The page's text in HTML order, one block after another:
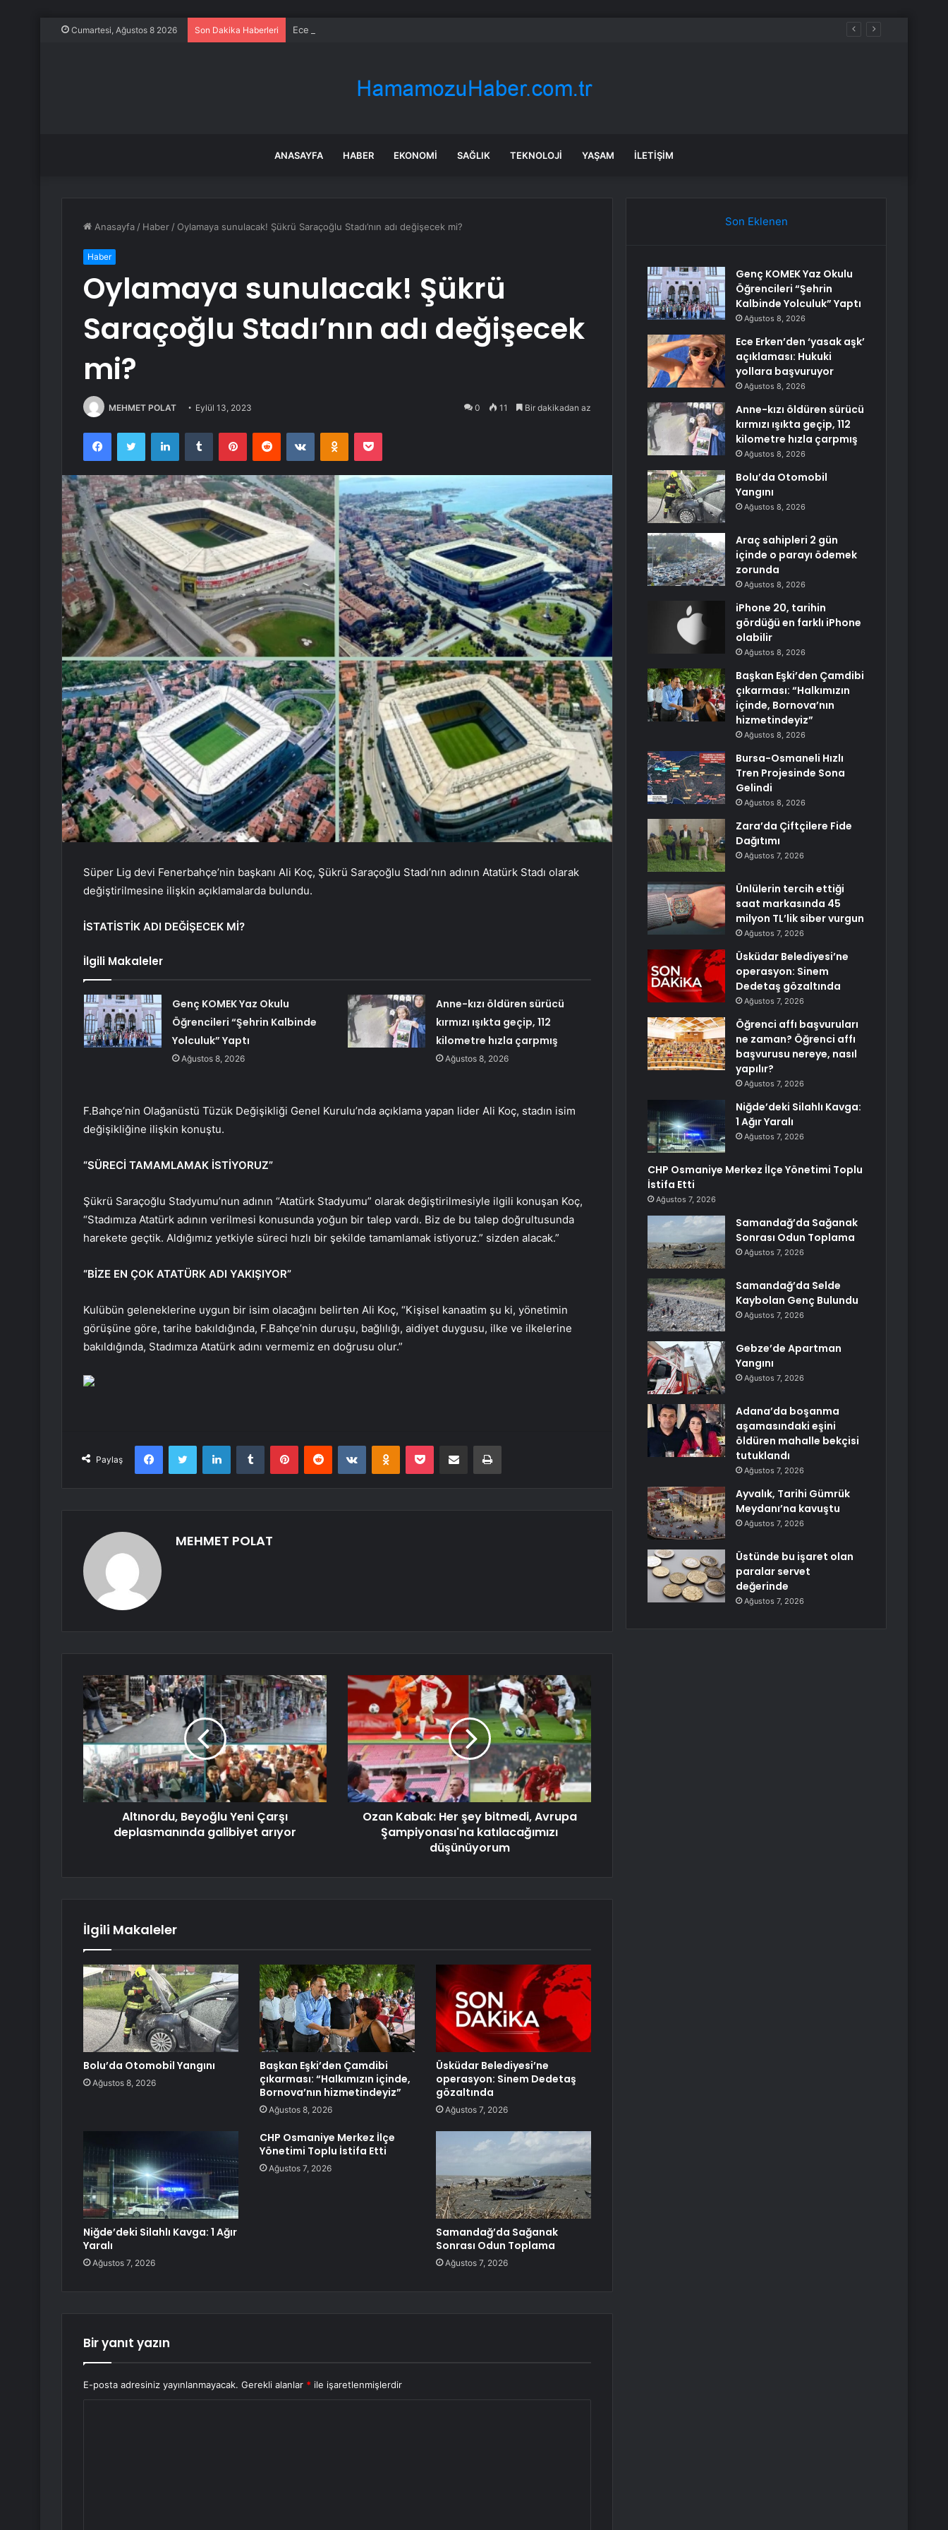
Cumartesi, Ağustos 8 2026 Son Dakika Haberleri Ece Erken’den ‘yasak aşk’ açıklaması: Hukuki yollara başvuruyor
ANASAYFA HABER EKONOMI SAĞLIK TEKNOLOJI YAŞAM İLETIŞIM
Anasayfa / Haber / Oylamaya sunulacak! Şükrü Saraçoğlu Stadı’nın adı değişecek mi?
Haber
Oylamaya sunulacak! Şükrü
Saraçoğlu Stadı’nın adı değişecek
mi?
MEHMET POLAT Eylül 13, 2023 0 11 Bir dakikadan az
FacebookTwitter LinkedInTumblr PinterestReddit VKontakteOdnoklassniki
Pocket
Süper Lig devi Fenerbahçe’nin başkanı Ali Koç, Şükrü Saraçoğlu Stadı’nın adının Atatürk Stadı olarak
değiştirilmesine ilişkin açıklamalarda bulundu.
İSTATİSTİK ADI DEĞİŞECEK Mİ?
İlgili Makaleler
Genç KOMEK Yaz Okulu
Öğrencileri “Şehrin Kalbinde
Yolculuk” Yaptı
Ağustos 8, 2026
Anne-kızı öldüren sürücü
kırmızı ışıkta geçip, 112
kilometre hızla çarpmış
Ağustos 8, 2026
F.Bahçe’nin Olağanüstü Tüzük Değişikliği Genel Kurulu’nda açıklama yapan lider Ali Koç, stadın isim
değişikliğine ilişkin konuştu.
“SÜRECİ TAMAMLAMAK İSTİYORUZ”
Şükrü Saraçoğlu Stadyumu’nun adının “Atatürk Stadyumu” olarak değiştirilmesiyle ilgili konuşan Koç,
“Stadımıza Atatürk adının verilmesi konusunda yoğun bir talep vardı. Biz de bu talep doğrultusunda
harekete geçtik. Aldığımız yetkiyle süreci hızlı bir şekilde tamamlamak istiyoruz.” sizden alacak.”
“BİZE EN ÇOK ATATÜRK ADI YAKIŞIYOR”
Kulübün geleneklerine uygun bir isim olacağını belirten Ali Koç, “Kişisel kanaatim şu ki, yönetimin
görüşüne göre, tarihe bakıldığında, F.Bahçe’nin duruşu, bağlılığı, aidiyet duygusu, ilke ve ilkelerine
bakıldığında, Stadımıza Atatürk adını vermemiz en doğrusu olur.”
Paylaş
FacebookTwitter LinkedInTumblr PinterestReddit VKontakteOdnoklassniki
Pocket E-Posta ile paylaş Yazdır
MEHMET POLAT
Altınordu, Beyoğlu Yeni Çarşı
deplasmanında galibiyet arıyor
Ozan Kabak: Her şey bitmedi, Avrupa
Şampiyonası'na katılacağımızı
düşünüyorum
İlgili Makaleler
Bolu’da Otomobil Yangını
Ağustos 8, 2026
Başkan Eşki’den Çamdibi
çıkarması: “Halkımızın içinde,
Bornova’nın hizmetindeyiz”
Ağustos 8, 2026
Üsküdar Belediyesi’ne
operasyon: Sinem Dedetaş
gözaltında
Ağustos 7, 2026
Niğde’deki Silahlı Kavga: 1 Ağır
Yaralı
Ağustos 7, 2026
CHP Osmaniye Merkez İlçe
Yönetimi Toplu İstifa Etti
Ağustos 7, 2026
Samandağ’da Sağanak
Sonrası Odun Toplama
Ağustos 7, 2026
Bir yanıt yazın
E-posta adresiniz yayınlanmayacak. Gerekli alanlar * ile işaretlenmişlerdir
Son Eklenen
Genç KOMEK Yaz Okulu
Öğrencileri “Şehrin
Kalbinde Yolculuk” Yaptı
Ağustos 8, 2026
Ece Erken’den ‘yasak aşk’
açıklaması: Hukuki
yollara başvuruyor
Ağustos 8, 2026
Anne-kızı öldüren sürücü
kırmızı ışıkta geçip, 112
kilometre hızla çarpmış
Ağustos 8, 2026
Bolu’da Otomobil
Yangını
Ağustos 8, 2026
Araç sahipleri 2 gün
içinde o parayı ödemek
zorunda
Ağustos 8, 2026
iPhone 20, tarihin
gördüğü en farklı iPhone
olabilir
Ağustos 8, 2026
Başkan Eşki’den Çamdibi
çıkarması: “Halkımızın
içinde, Bornova’nın
hizmetindeyiz”
Ağustos 8, 2026
Bursa-Osmaneli Hızlı
Tren Projesinde Sona
Gelindi
Ağustos 8, 2026
Zara’da Çiftçilere Fide
Dağıtımı
Ağustos 7, 2026
Ünlülerin tercih ettiği
saat markasında 45
milyon TL’lik siber vurgun
Ağustos 7, 2026
Üsküdar Belediyesi’ne
operasyon: Sinem
Dedetaş gözaltında
Ağustos 7, 2026
Öğrenci affı başvuruları
ne zaman? Öğrenci affı
başvurusu nereye, nasıl
yapılır?
Ağustos 7, 2026
Niğde’deki Silahlı Kavga:
1 Ağır Yaralı
Ağustos 7, 2026
CHP Osmaniye Merkez İlçe Yönetimi Toplu
İstifa Etti
Ağustos 7, 2026
Samandağ’da Sağanak
Sonrası Odun Toplama
Ağustos 7, 2026
Samandağ’da Selde
Kaybolan Genç Bulundu
Ağustos 7, 2026
Gebze’de Apartman
Yangını
Ağustos 7, 2026
Adana’da boşanma
aşamasındaki eşini
öldüren mahalle bekçisi
tutuklandı
Ağustos 7, 2026
Ayvalık, Tarihi Gümrük
Meydanı’na kavuştu
Ağustos 7, 2026
Üstünde bu işaret olan
paralar servet
değerinde
Ağustos 7, 2026